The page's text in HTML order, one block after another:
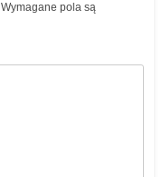
Wymagane pola są